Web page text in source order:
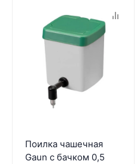
Поилка чашечная
Gaun с бачком 0,5